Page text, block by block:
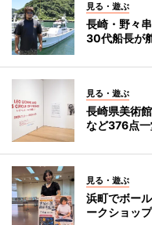
見る・遊ぶ
長崎・野々
30代船長が
見る・遊ぶ
長崎県美術
など376点一
見る・遊ぶ
浜町でボー
ークショッ